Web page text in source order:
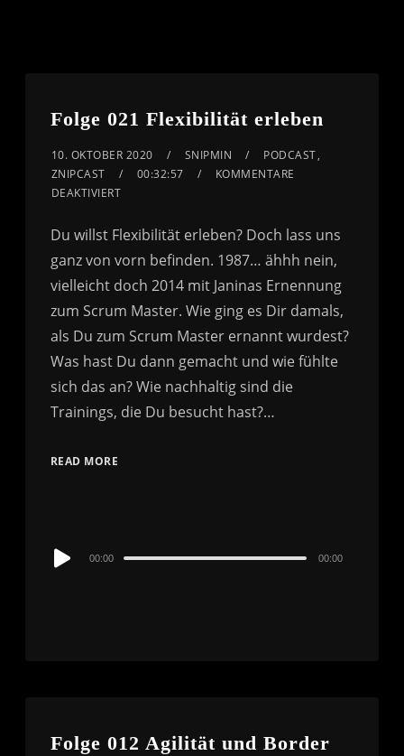
Folge 021 Flexibilität erleben
10. OKTOBER 2020 SNIPMIN PODCAST,
ZNIPCAST
00:32:57
KOMMENTARE
DEAKTIVIERT
Du willst Flexibilität erleben? Doch lass uns
ganz von vorn befinden. 1987… ähhh nein,
vielleicht doch 2014 mit Janinas Ernennung
zum Scrum Master. Wie ging es Dir damals,
als Du zum Scrum Master ernannt wurdest?
Was hast Du dann gemacht und wie fühlte
sich das an? Wie nachhaltig sind die
Trainings, die Du besucht hast?…
READ MORE
Audio
00:00 00:00
Folge 012 Agilität und Border